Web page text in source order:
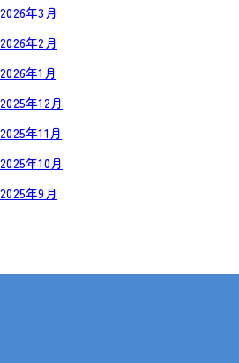
2026年3月
2026年2月
2026年1月
2025年12月
2025年11月
2025年10月
2025年9月